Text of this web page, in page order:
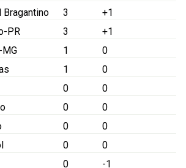
Bragantino 3
+1
PR 3
+1
1
0
1
0
0
0
0
0
0
0
0
0
0
-1